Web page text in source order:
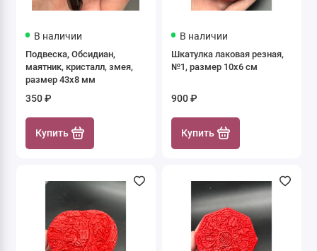
В наличии
Подвеска, Обсидиан,
маятник, кристалл, змея,
размер 43х8 мм
350 ₽
Купить
В наличии
Шкатулка лаковая резная,
№1, размер 10х6 см
900 ₽
Купить